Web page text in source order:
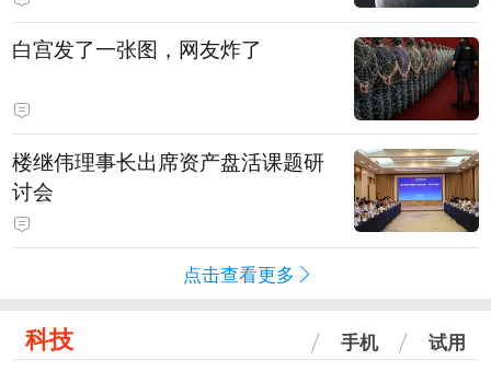
白宫发了一张图，网友炸了
楼继伟理事长出席资产盘活课题研
讨会
点击查看更多
科技 手机 试用